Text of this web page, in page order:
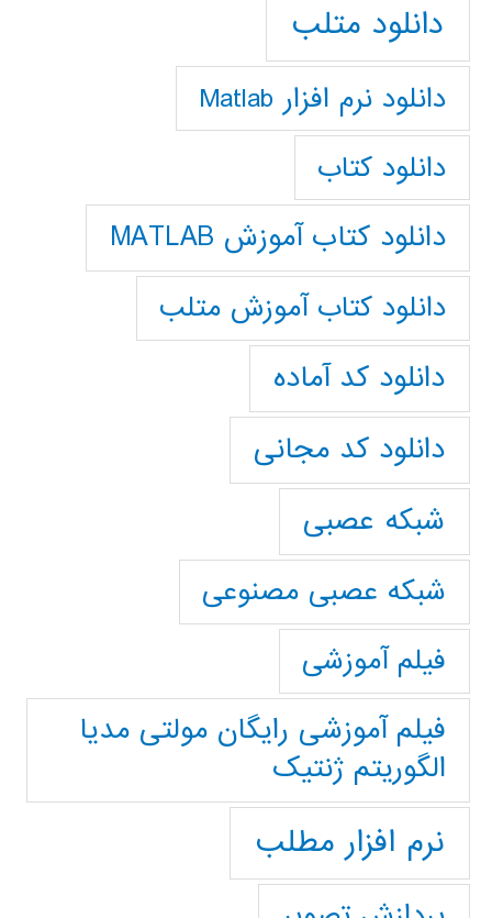
دانلود متلب
دانلود نرم افزار Matlab
دانلود کتاب
دانلود کتاب آموزش MATLAB
دانلود کتاب آموزش متلب
دانلود کد آماده
دانلود کد مجانی
شبکه عصبی
شبکه عصبی مصنوعی
فیلم آموزشی
فیلم آموزشی رایگان مولتی مدیا
الگوریتم ژنتیک
نرم افزار مطلب